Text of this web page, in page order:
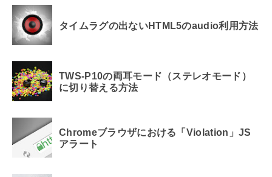
タイムラグの出ないHTML5のaudio利用方法
TWS-P10の両耳モード（ステレオモード）
に切り替える方法
Chromeブラウザにおける「Violation」JS
アラート